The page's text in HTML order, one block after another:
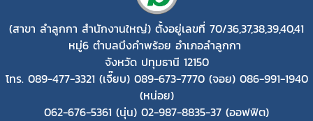
(สาขา ลำลูกกา สำนักงานใหญ่) ตั้งอยู่เลขที่ 70/36,37,38,39,40,41
หมู่6 ตำบลบึงคำพร้อย อำเภอลำลูกกา
จังหวัด ปทุมธานี 12150
โทร. 089-477-3321 (เจี๊ยบ) 089-673-7770 (จอย) 086-991-1940
(หน่อย)
062-676-5361 (นุ่น) 02-987-8835-37 (ออฟฟิต)